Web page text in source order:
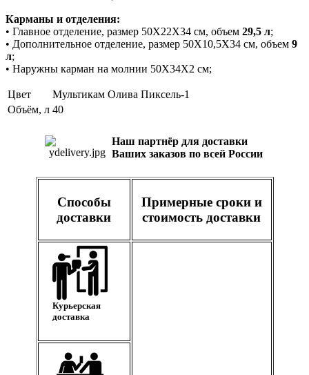
Карманы и отделения:
• Главное отделение, размер 50Х22Х34 см, объем 29,5 л;
• Дополнительное отделение, размер 50Х10,5Х34 см, объем 9
л;
• Наружны карман на молнии 50Х34Х2 см;
Цвет Мультикам Олива Пиксель-1
Объём, л 40
Наш партнёр для доставки
Ваших заказов по всей России
Способы
доставки
Примерные сроки и
стоимость доставки
Курьерская
доставка